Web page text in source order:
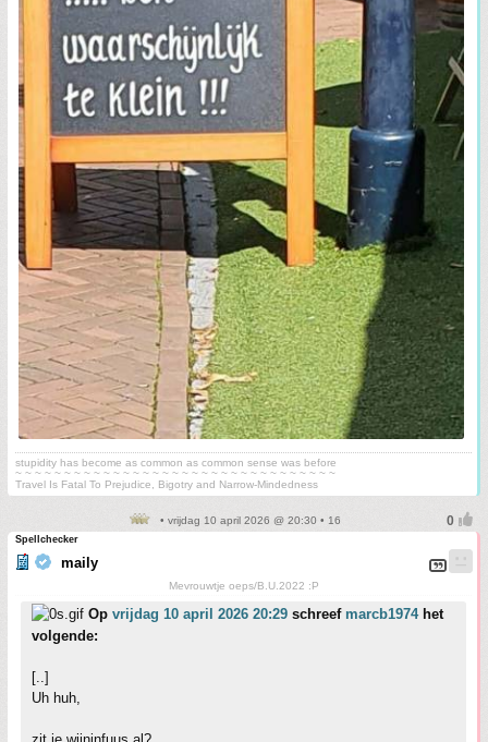
stupidity has become as common as common sense was before
~ ~ ~ ~ ~ ~ ~ ~ ~ ~ ~ ~ ~ ~ ~ ~ ~ ~ ~ ~ ~ ~ ~ ~ ~ ~ ~ ~ ~ ~ ~ ~ ~
Travel Is Fatal To Prejudice, Bigotry and Narrow-Mindedness
• vrijdag 10 april 2026 @ 20:30 • 16
Spellchecker
maily
Mevrouwtje oeps/B.U.2022 :P
Op vrijdag 10 april 2026 20:29 schreef marcb1974het
volgende:
[..]
Uh huh,